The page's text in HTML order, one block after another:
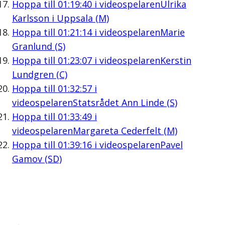
Hoppa till 01:19:40i videospelarenUlrika
Karlsson i Uppsala (M)
Hoppa till 01:21:14i videospelarenMarie
Granlund (S)
Hoppa till 01:23:07i videospelarenKerstin
Lundgren (C)
Hoppa till 01:32:57i
videospelarenStatsrådet Ann Linde (S)
Hoppa till 01:33:49i
videospelarenMargareta Cederfelt (M)
Hoppa till 01:39:16i videospelarenPavel
Gamov (SD)